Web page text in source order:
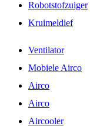
Robotstofzuiger
Kruimeldief
Ventilator
Mobiele Airco
Airco
Airco
Aircooler